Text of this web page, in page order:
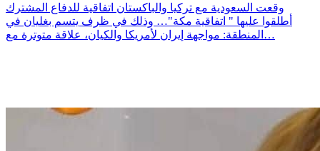
وقعت السعودية مع تركيا والباكستان اتفاقية للدفاع المشترك
أطلقوا عليها " اتفاقية مكة"… وذلك في ظرف يتسم بغليان في
المنطقة: مواجهة إيران لأمريكا والكيان، علاقة متوترة مع…